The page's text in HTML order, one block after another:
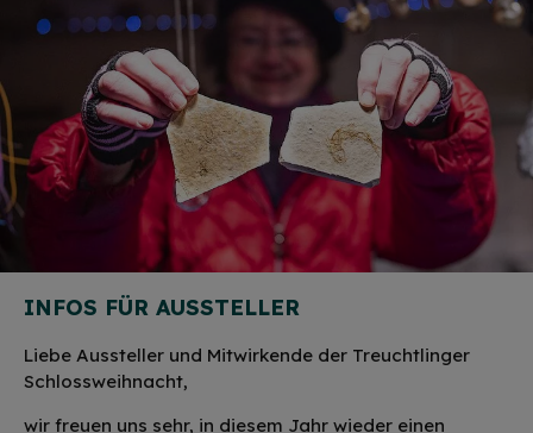
INFOS FÜR AUSSTELLER
Liebe Aussteller und Mitwirkende der Treuchtlinger
Schlossweihnacht,
wir freuen uns sehr, in diesem Jahr wieder einen